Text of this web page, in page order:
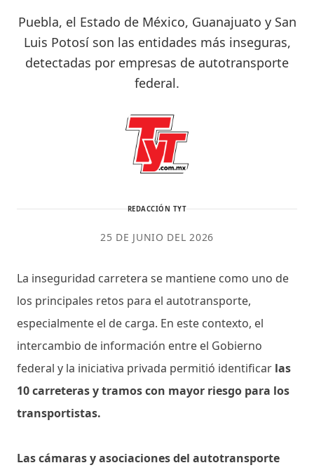
Puebla, el Estado de México, Guanajuato y San
Luis Potosí son las entidades más inseguras,
detectadas por empresas de autotransporte
federal.
REDACCIÓN TYT
25 DE JUNIO DEL 2026
La inseguridad carretera se mantiene como uno de
los principales retos para el autotransporte,
especialmente el de carga. En este contexto, el
intercambio de información entre el Gobierno
federal y la iniciativa privada permitió identificar las
10 carreteras y tramos con mayor riesgo para los
transportistas.
Las cámaras y asociaciones del autotransporte